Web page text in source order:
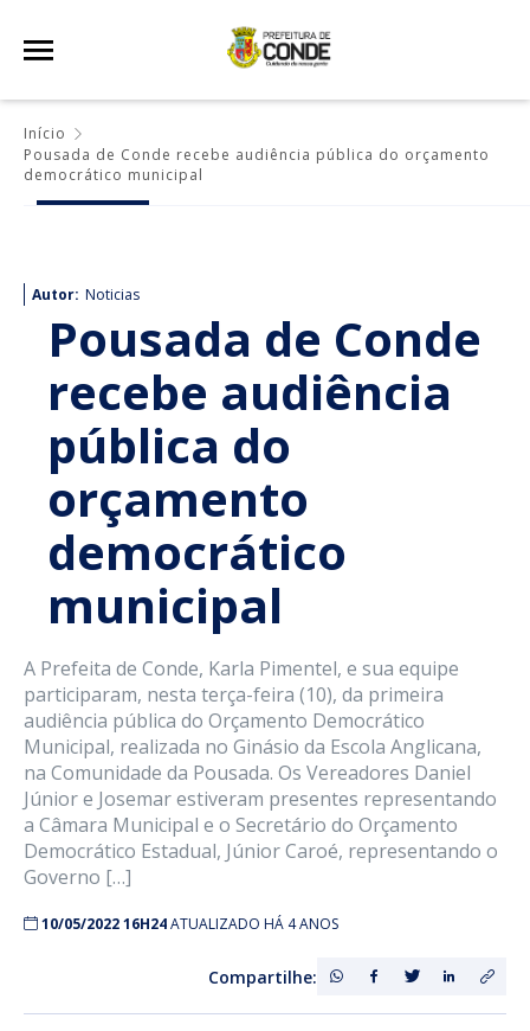
Início
Pousada de Conde recebe audiência pública do orçamento
democrático municipal
Autor: Noticias
Pousada de Conde
recebe audiência
pública do
orçamento
democrático
municipal
A Prefeita de Conde, Karla Pimentel, e sua equipe
participaram, nesta terça-feira (10), da primeira
audiência pública do Orçamento Democrático
Municipal, realizada no Ginásio da Escola Anglicana,
na Comunidade da Pousada. Os Vereadores Daniel
Júnior e Josemar estiveram presentes representando
a Câmara Municipal e o Secretário do Orçamento
Democrático Estadual, Júnior Caroé, representando o
Governo […]
10/05/2022 16H24ATUALIZADO HÁ 4 ANOS
Compartilhe: